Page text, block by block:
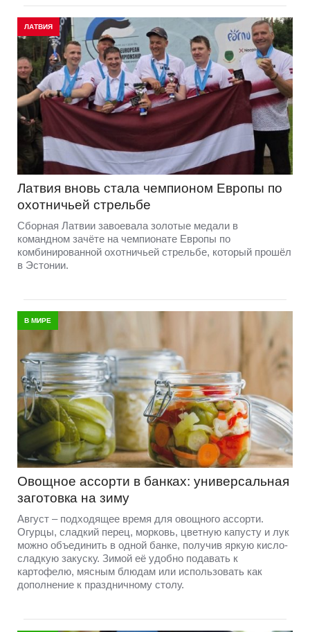
ЛАТВИЯ
Латвия вновь стала чемпионом Европы по
охотничьей стрельбе
Сборная Латвии завоевала золотые медали в
командном зачёте на чемпионате Европы по
комбинированной охотничьей стрельбе, который прошёл
в Эстонии.
В МИРЕ
Овощное ассорти в банках: универсальная
заготовка на зиму
Август – подходящее время для овощного ассорти.
Огурцы, сладкий перец, морковь, цветную капусту и лук
можно объединить в одной банке, получив яркую кисло-
сладкую закуску. Зимой её удобно подавать к
картофелю, мясным блюдам или использовать как
дополнение к праздничному столу.